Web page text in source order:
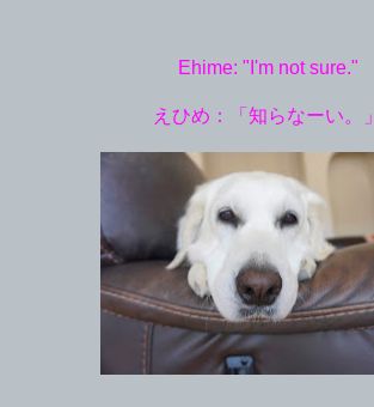
Ehime: "I'm not sure."
えひめ：「知らなーい。」